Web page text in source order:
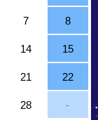
7 8
14 15
21 22
28 -